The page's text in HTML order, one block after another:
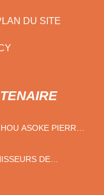
DU SITE
PIERRE
DE